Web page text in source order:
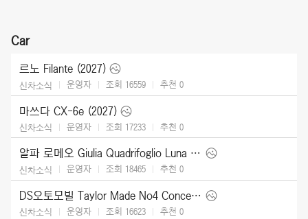
Car
르노 Filante (2027)
신차소식 운영자 조회 16559 추천 0
마쓰다 CX-6e (2027)
신차소식 운영자 조회 17233 추천 0
알파 로메오 Giulia Quadrifoglio Luna Rossa (2026)
신차소식 운영자 조회 18465 추천 0
DS오토모빌 Taylor Made No4 Concept (2026)
신차소식 운영자 조회 16623 추천 0